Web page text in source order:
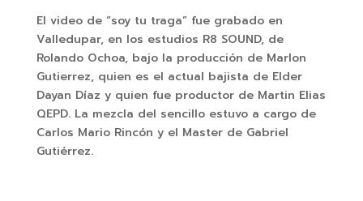
El video de “soy tu traga” fue grabado en
Valledupar, en los estudios R8 SOUND, de
Rolando Ochoa, bajo la producción de Marlon
Gutierrez, quien es el actual bajista de Elder
Dayan Díaz y quien fue productor de Martin Elias
QEPD. La mezcla del sencillo estuvo a cargo de
Carlos Mario Rincón y el Master de Gabriel
Gutiérrez.